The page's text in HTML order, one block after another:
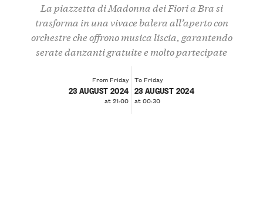
La piazzetta di Madonna dei Fiori a Bra si
trasforma in una vivace balera all’aperto con
orchestre che offrono musica liscia, garantendo
serate danzanti gratuite e molto partecipate
From Friday
23 AUGUST 2024
at 21:00
To Friday
23 AUGUST 2024
at 00:30